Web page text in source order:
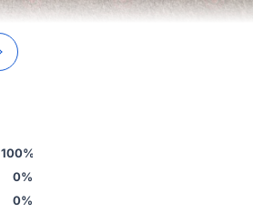
chất liệu nhôm cao cấp, và mặt trước
nhẹ và thiết kế gọn gàng, vang số
100%
0%
0%